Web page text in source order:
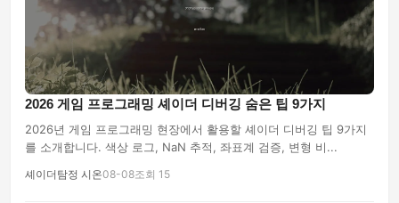
2026 게임 프로그래밍 셰이더 디버깅 숨은 팁 9가지
2026년 게임 프로그래밍 현장에서 활용할 셰이더 디버깅 팁 9가지
를 소개합니다. 색상 로그, NaN 추적, 좌표계 검증, 변형 비...
셰이더탐정 시온08-08조회 15